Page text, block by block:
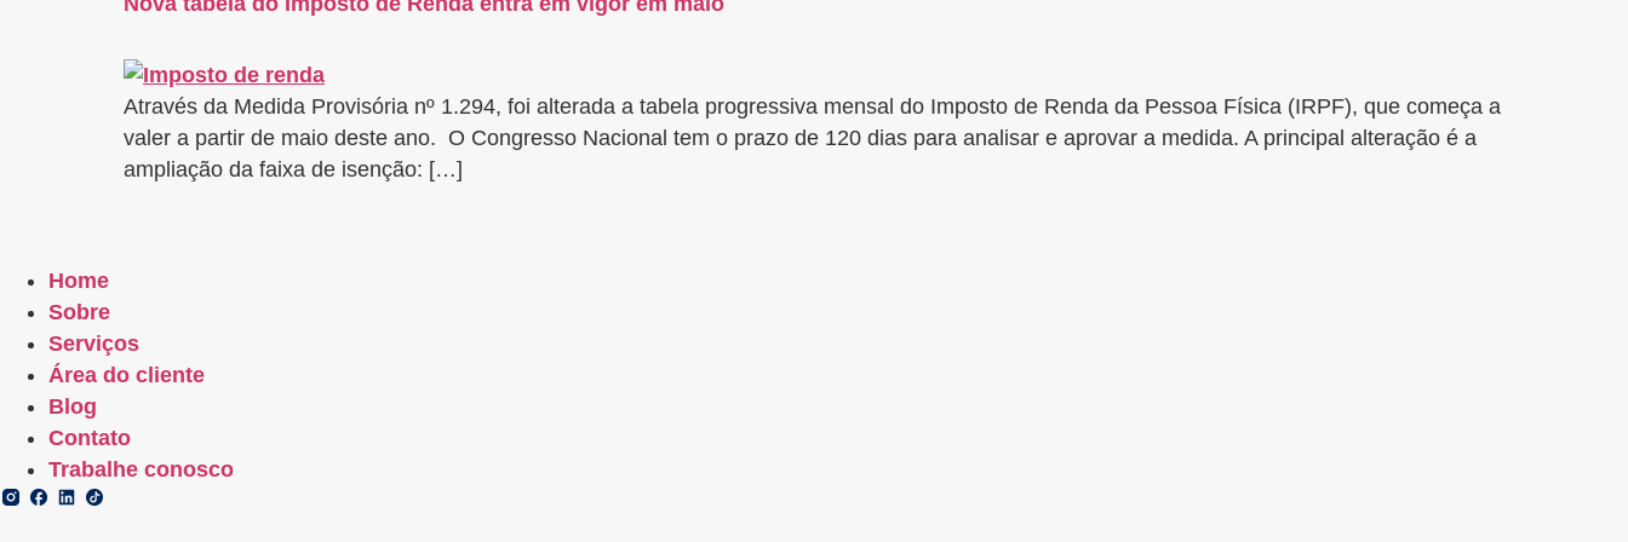
Através da Medida Provisória nº 1.294, foi alterada a tabela progressiva mensal do Imposto de Renda da Pessoa Física (IRPF), que começa a
valer a partir de maio deste ano. O Congresso Nacional tem o prazo de 120 dias para analisar e aprovar a medida. A principal alteração é a
ampliação da faixa de isenção: […]
Home
Sobre
Serviços
Área do cliente
Blog
Contato
Trabalhe conosco